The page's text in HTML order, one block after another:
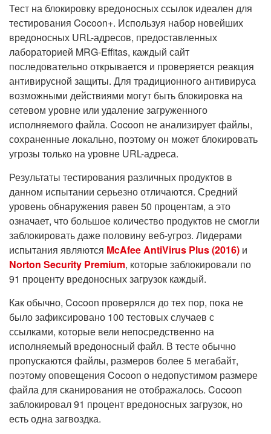
Тест на блокировку вредоносных ссылок идеален для
тестирования Cocoon+. Используя набор новейших
вредоносных URL-адресов, предоставленных
лабораторией MRG-Effitas, каждый сайт
последовательно открывается и проверяется реакция
антивирусной защиты. Для традиционного антивируса
возможными действиями могут быть блокировка на
сетевом уровне или удаление загруженного
исполняемого файла. Cocoon не анализирует файлы,
сохраненные локально, поэтому он может блокировать
угрозы только на уровне URL-адреса.
Результаты тестирования различных продуктов в
данном испытании серьезно отличаются. Средний
уровень обнаружения равен 50 процентам, а это
означает, что большое количество продуктов не смогли
заблокировать даже половину веб-угроз. Лидерами
испытания являются McAfee AntiVirus Plus (2016) и
Norton Security Premium, которые заблокировали по
91 проценту вредоносных загрузок каждый.
Как обычно, Cocoon проверялся до тех пор, пока не
было зафиксировано 100 тестовых случаев с
ссылками, которые вели непосредственно на
исполняемый вредоносный файл. В тесте обычно
пропускаются файлы, размеров более 5 мегабайт,
поэтому оповещения Cocoon о недопустимом размере
файла для сканирования не отображалось. Cocoon
заблокировал 91 процент вредоносных загрузок, но
есть одна загвоздка.